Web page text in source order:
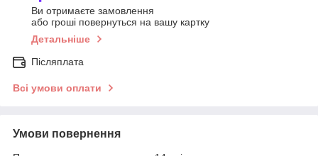
Ви отримаєте замовлення
або гроші повернуться на вашу картку
Детальніше
Післяплата
Всі умови оплати
Умови повернення